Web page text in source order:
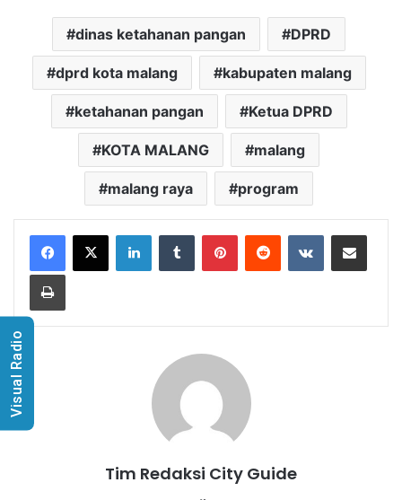
dinas ketahanan pangan DPRD
dprd kota malang kabupaten malang
ketahanan pangan Ketua DPRD
KOTA MALANG malang
malang raya program
LinkedInTumblr PinterestReddit VKontakteShare via Email
Print
Tim Redaksi City Guide
Visual Radio